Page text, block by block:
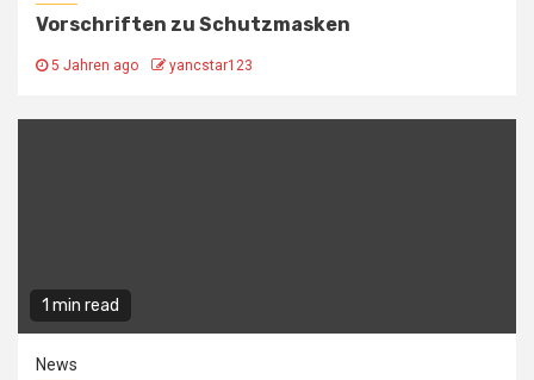
Vorschriften zu Schutzmasken
5 Jahren ago yancstar123
1 min read
News